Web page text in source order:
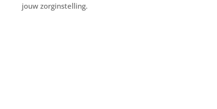
jouw zorginstelling.